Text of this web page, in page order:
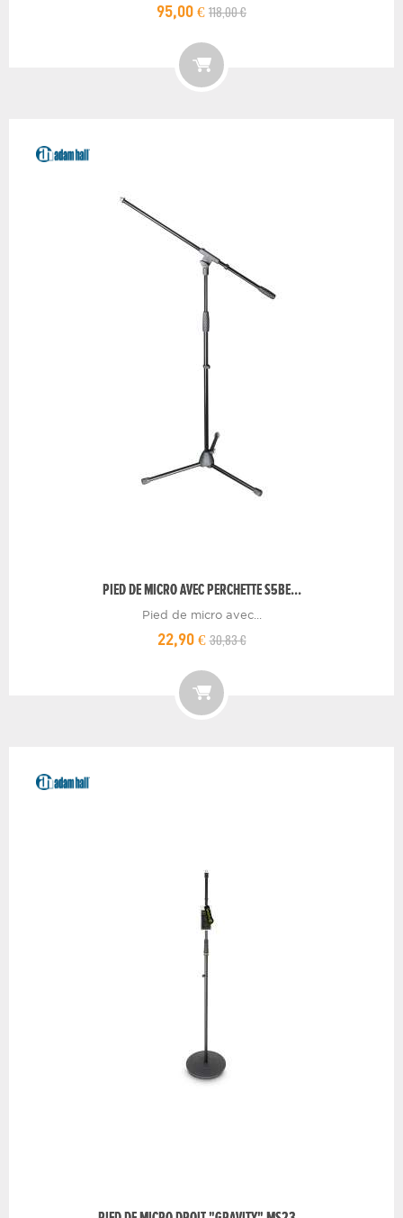
95,00 € 118,00 €
PIED DE MICRO AVEC PERCHETTE S5BE...
Pied de micro avec...
22,90 €30,83 €